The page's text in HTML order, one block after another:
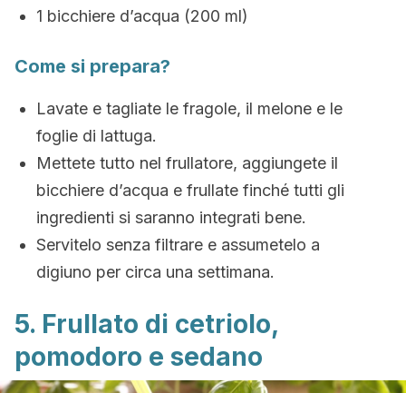
1 bicchiere d’acqua (200 ml)
Come si prepara?
Lavate e tagliate le fragole, il melone e le
foglie di lattuga.
Mettete tutto nel frullatore, aggiungete il
bicchiere d’acqua e frullate finché tutti gli
ingredienti si saranno integrati bene.
Servitelo senza filtrare e assumetelo a
digiuno per circa una settimana.
5. Frullato di cetriolo,
pomodoro e sedano